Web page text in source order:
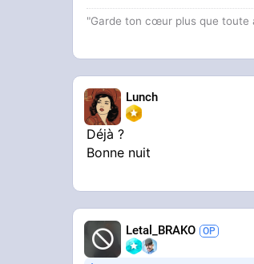
"Garde ton cœur plus que toute
Lunch
Déjà ?
Bonne nuit
Letal_BRAKO